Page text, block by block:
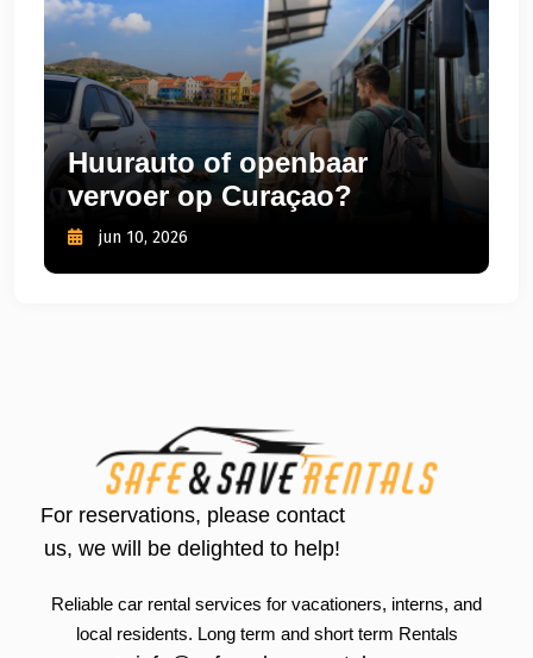
Huurauto of openbaar
vervoer op Curaçao?
jun 10, 2026
For reservations, please contact
us, we will be delighted to help!
Reliable car rental services for vacationers, interns, and
local residents. Long term and short term Rentals